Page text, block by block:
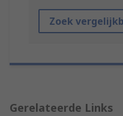
Zoek
Gerelateerde Links